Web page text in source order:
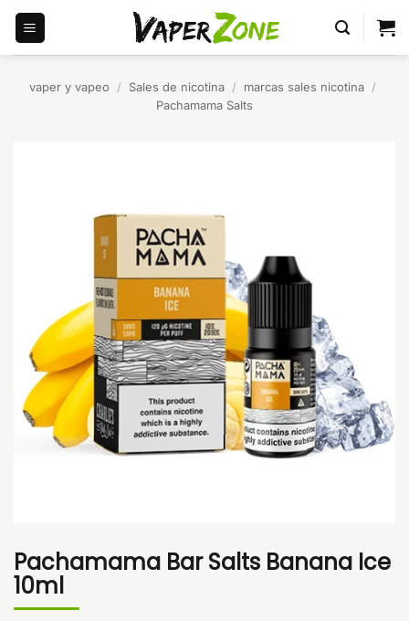
Saltar
contenido
vaper y vapeo / Sales de nicotina / marcas sales nicotina /
Pachamama Salts
Pachamama Bar Salts Banana Ice
10ml